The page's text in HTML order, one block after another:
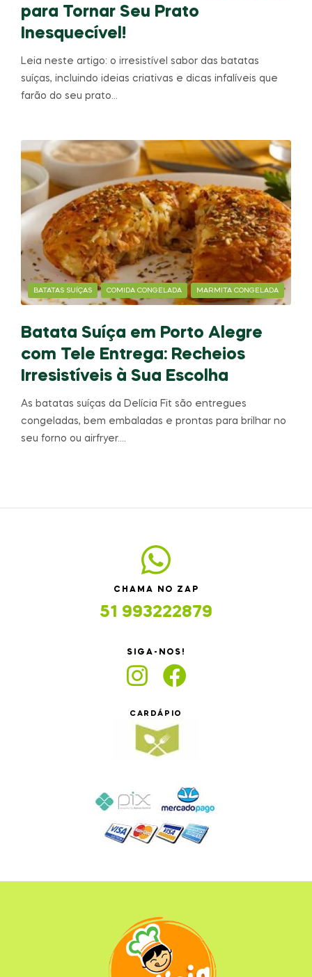
para Tornar Seu Prato
Inesquecível!
Leia neste artigo: o irresistível sabor das batatas
suíças, incluindo ideias criativas e dicas infalíveis que
farão do seu prato…
BATATAS SUÍÇAS COMIDA CONGELADA MARMITA CONGELADA
Batata Suíça em Porto Alegre
com Tele Entrega: Recheios
Irresistíveis à Sua Escolha
As batatas suíças da Delícia Fit são entregues
congeladas, bem embaladas e prontas para brilhar no
seu forno ou airfryer.…
CHAMA NO ZAP
51 993222879
SIGA-NOS!
CARDÁPIO